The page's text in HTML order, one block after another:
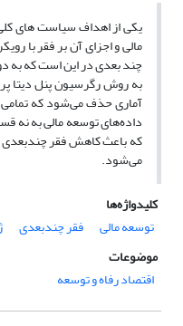
یکی از اهداف سیاست های
مالی و اجزای آن بر فقر با
چند بعدی در این است که به
داده‌های توسعه مالی به نه
که باعث کاهش فقر چندبعدی
می‌شود.
کلیدواژه‌ها
توسعه مالی
فقر چندبعدی
موضوعات
اقتصاد رفاه و توسعه